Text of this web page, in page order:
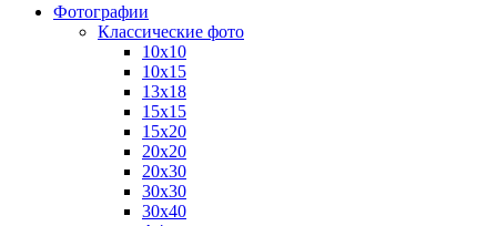
Фотографии
Классические фото
10х10
10х15
13х18
15х15
15х20
20х20
20х30
30х30
30х40